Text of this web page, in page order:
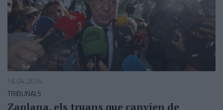
16.04.2024
TRIBUNALS
Zaplana, els truans que canvien de